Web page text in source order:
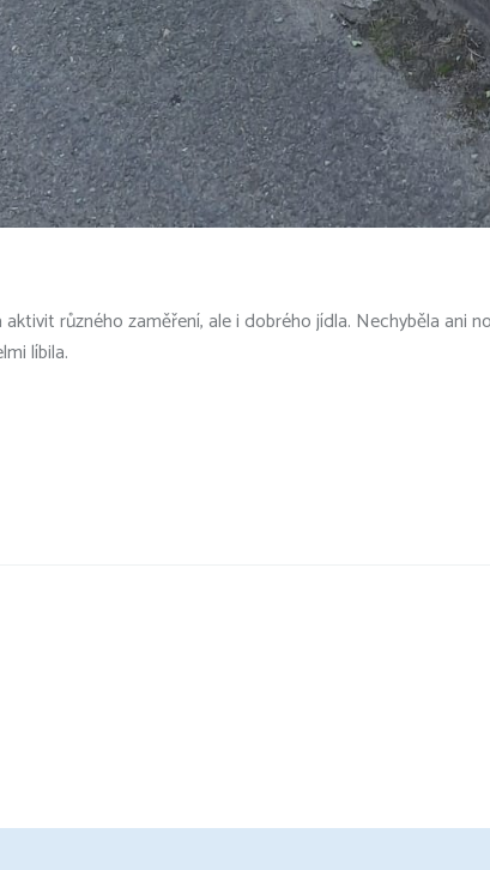
různého zaměření, ale i dobrého jídla. Nechyběla ani
líbila.